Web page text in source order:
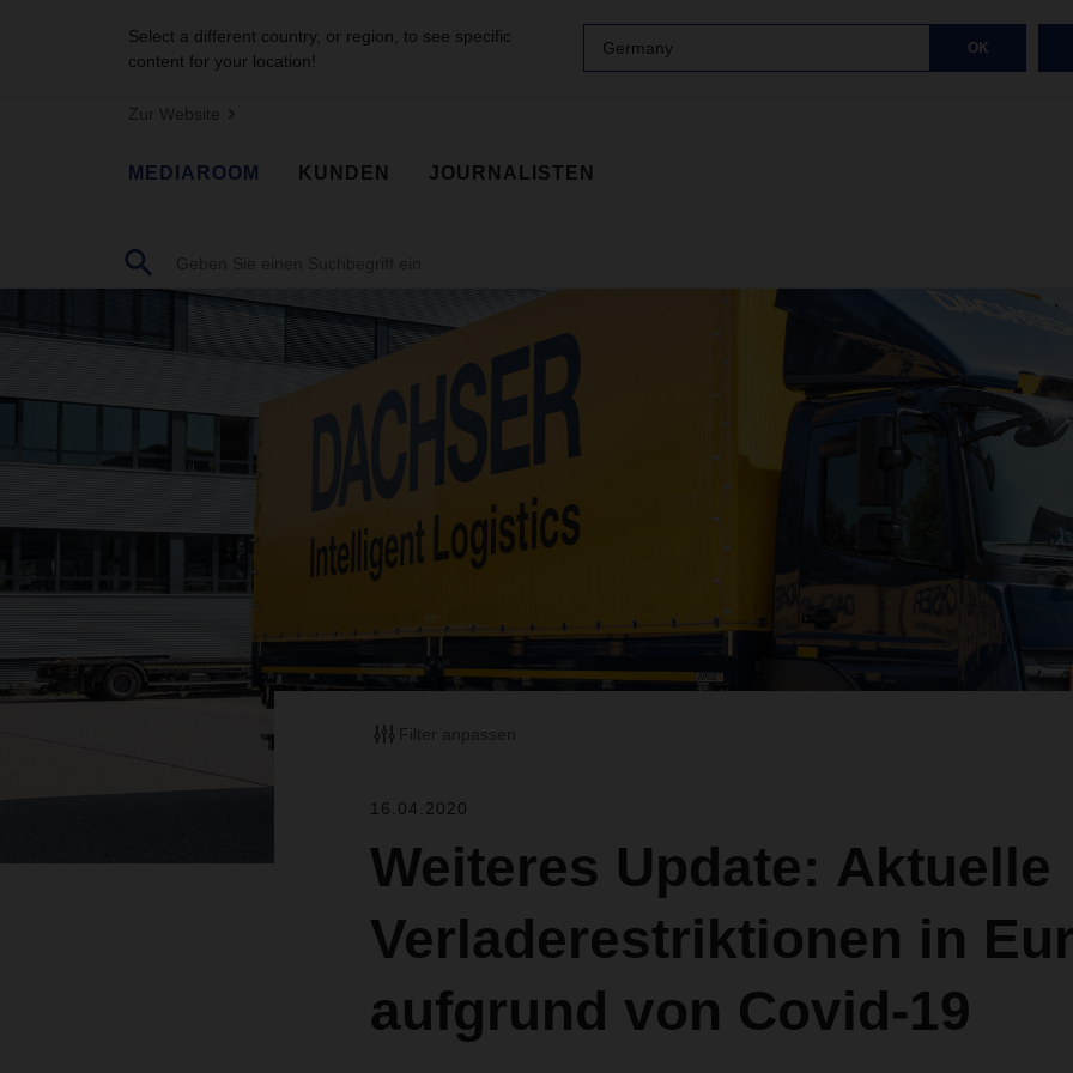
Select a different country, or region, to see specific
content for your location!
Germany OK
Zur Website
MEDIAROOM KUNDEN JOURNALISTEN
Filter anpassen
16.04.2020
Weiteres Update: Aktuelle
Verladerestriktionen in
aufgrund von Covid-19